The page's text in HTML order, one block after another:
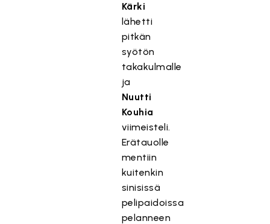
Kärki
lähetti
pitkän
syötön
takakulmalle
ja
Nuutti
Kouhia
viimeisteli.
Erätauolle
mentiin
kuitenkin
sinisissä
pelipaidoissa
pelanneen